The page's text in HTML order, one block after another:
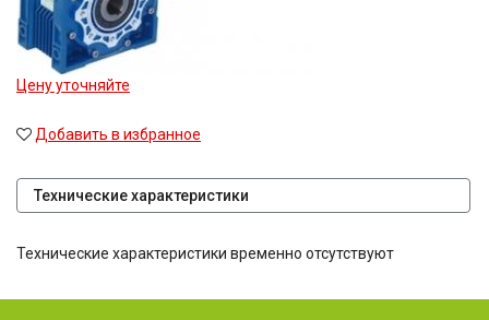
Цену уточняйте
Добавить в избранное
Технические характеристики
Технические характеристики временно отсутствуют